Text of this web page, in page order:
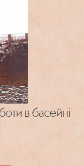
в басейні